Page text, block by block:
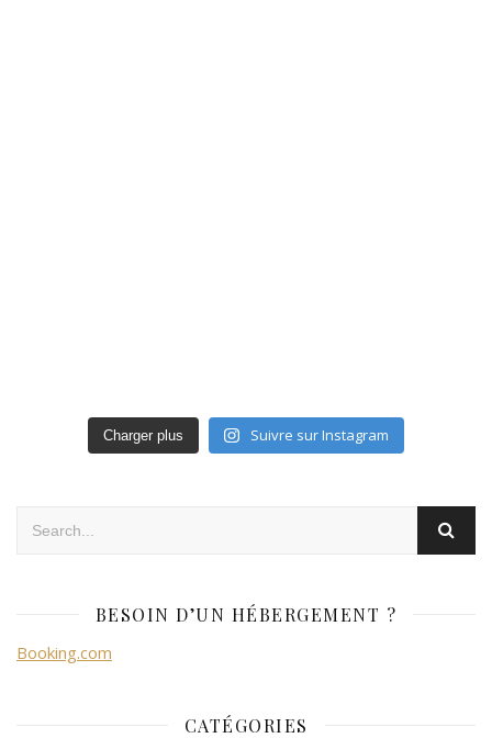
Charger plus Suivre sur Instagram
BESOIN D’UN HÉBERGEMENT ?
Booking.com
CATÉGORIES